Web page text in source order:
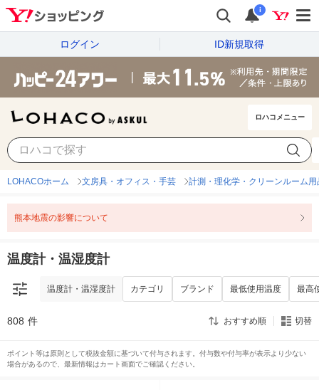
i
ログイン ID新規取得
ロハコメニュー
温度計・温湿度計 最高
LOHACOホーム 文房具・オフィス・手芸 計測・理化学・クリーンルーム用
熊本地震の影響について
温度計・温湿度計
温度計・温湿度計 カテゴリ ブランド 最低使用温度 最高
808 件 おすすめ順 切替
ポイント等は原則として税抜金額に基づいて付与されます。付与数や付与率が表示より少ない
場合があるので、最新情報はカート画面でご確認ください。